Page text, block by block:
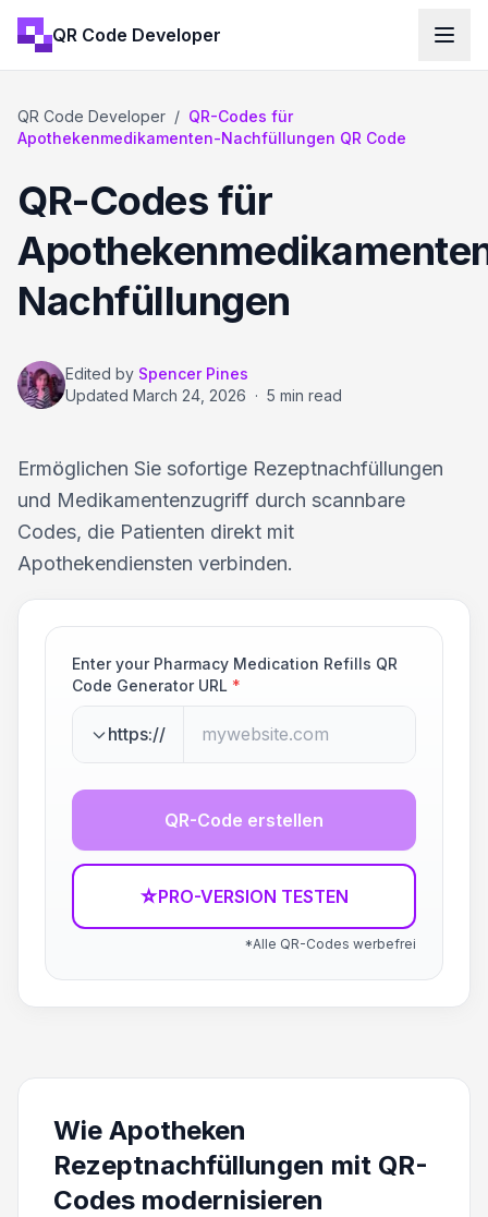
QR Code Developer
QR Code Developer / QR-Codes für
Apothekenmedikamenten-Nachfüllungen QR Code
QR-Codes für
Nachfüllungen
Edited by Spencer Pines
Updated March 24, 2026 · 5 min read
Ermöglichen Sie sofortige Rezeptnachfüllungen
und Medikamentenzugriff durch scannbare
Codes, die Patienten direkt mit
Apothekendiensten verbinden.
Enter your Pharmacy Medication Refills QR
Code Generator URL *
https://
QR-Code erstellen
☆PRO-VERSION TESTEN
*Alle QR-Codes werbefrei
Wie Apotheken
Rezeptnachfüllungen mit QR-
Codes modernisieren